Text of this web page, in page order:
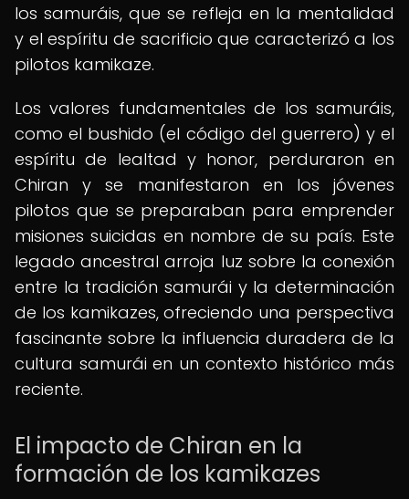
los samuráis, que se refleja en la mentalidad
y el espíritu de sacrificio que caracterizó a los
pilotos kamikaze.
Los valores fundamentales de los samuráis,
como el bushido (el código del guerrero) y el
espíritu de lealtad y honor, perduraron en
Chiran y se manifestaron en los jóvenes
pilotos que se preparaban para emprender
misiones suicidas en nombre de su país. Este
legado ancestral arroja luz sobre la conexión
entre la tradición samurái y la determinación
de los kamikazes, ofreciendo una perspectiva
fascinante sobre la influencia duradera de la
cultura samurái en un contexto histórico más
reciente.
El impacto de Chiran en la
formación de los kamikazes